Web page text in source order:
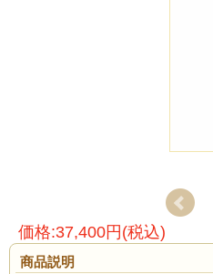
価格:37,400円(税込)
商品説明